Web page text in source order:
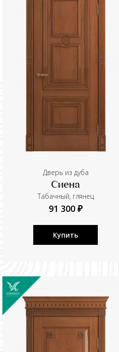
Дверь из дуба
Сиена
Табачный, глянец
91 300 ₽
Купить